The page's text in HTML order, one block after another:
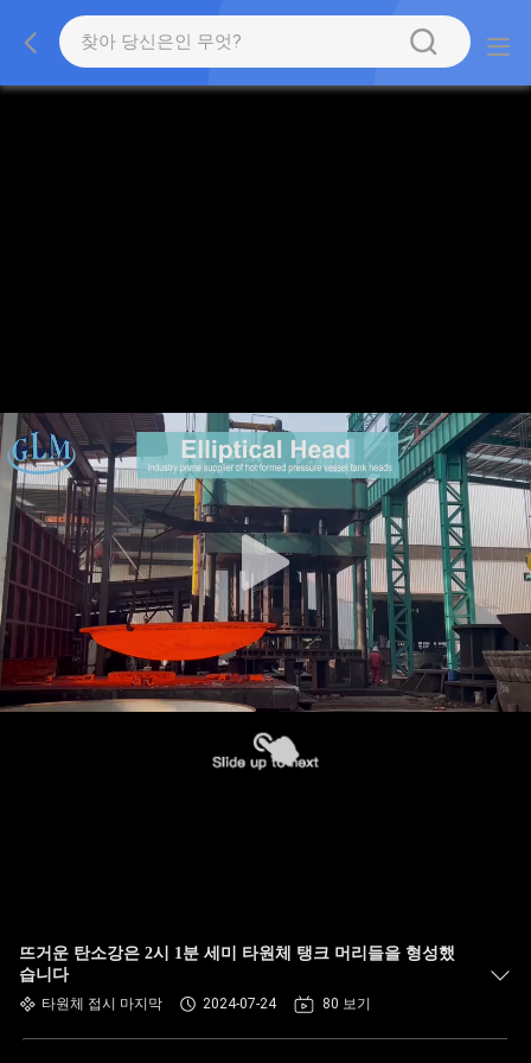
뜨거운 탄소강은 2시 1분 세미 타원체 탱크 머리들을 형성했
습니다
타원체 접시 마지막 2024-07-24 80 보기